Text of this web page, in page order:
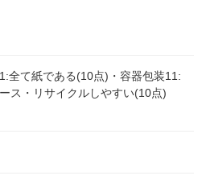
全て紙である(10点)・容器包装11:
ス・リサイクルしやすい(10点)